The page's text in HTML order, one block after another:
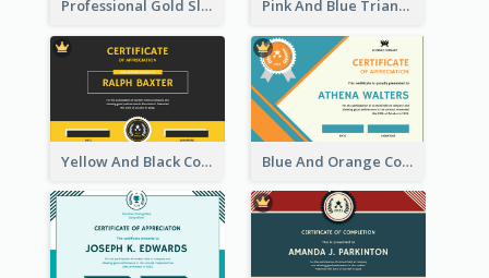
Professional Gold Sleek Triangular Elegant Certificate Design Pink And Blue Triangles Confetti Celebration Certificate
Yellow And Black Contrast Simple Certificate Blue And Orange Company Triangles With Badge Certificate